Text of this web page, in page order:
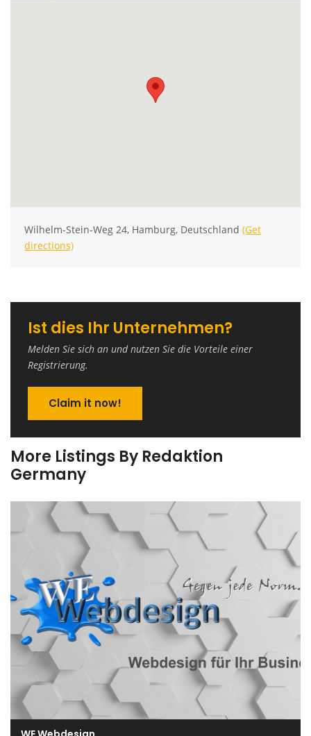
Wilhelm-Stein-Weg 24, Hamburg, Deutschland (Get
directions)
Ist dies Ihr Unternehmen?
Melden Sie sich an und nutzen Sie die Vorteile einer
Registrierung.
Claim it now!
More Listings By Redaktion
Germany